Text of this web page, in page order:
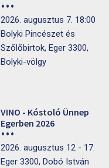
2026. augusztus 7. 18:00
Bolyki Pincészet és
Szőlőbirtok, Eger 3300,
Bolyki-völgy
VINO - Kóstoló Ünnep
Egerben 2026
2026. augusztus 12 - 17.
Eger 3300, Dobó István